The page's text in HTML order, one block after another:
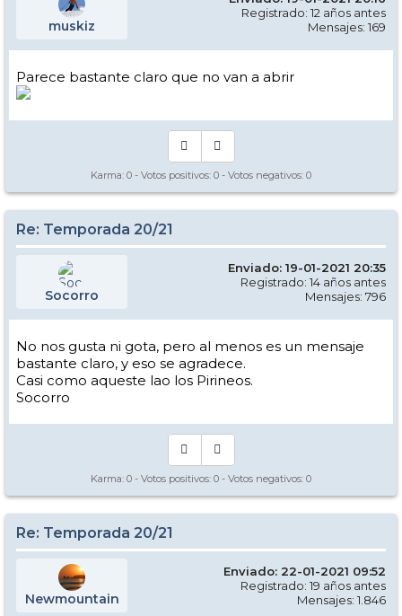
muskiz
Registrado: 12 años antes
Mensajes: 169
Parece bastante claro que no van a abrir
Karma: 0 - Votos positivos: 0 - Votos negativos: 0
Re: Temporada 20/21
Socorro
Enviado: 19-01-2021 20:35
Registrado: 14 años antes
Mensajes: 796
No nos gusta ni gota, pero al menos es un mensaje
bastante claro, y eso se agradece.
Casi como aqueste lao los Pirineos.
Socorro
Karma: 0 - Votos positivos: 0 - Votos negativos: 0
Re: Temporada 20/21
Newmountain
Enviado: 22-01-2021 09:52
Registrado: 19 años antes
Mensajes: 1.846